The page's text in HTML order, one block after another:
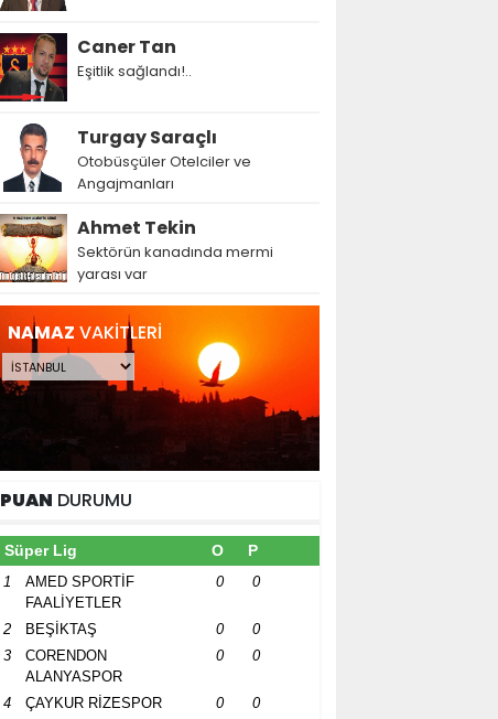
Caner Tan
Eşitlik sağlandı!..
Turgay Saraçlı
Otobüsçüler Otelciler ve
Angajmanları
Ahmet Tekin
Sektörün kanadında mermi
yarası var
NAMAZ VAKİTLERİ
PUAN DURUMU
Süper Lig O P
1
AMED SPORTİF
FAALİYETLER
0 0
2 BEŞİKTAŞ 0
0
3
CORENDON
ALANYASPOR
0 0
4 ÇAYKUR RİZESPOR 0
0